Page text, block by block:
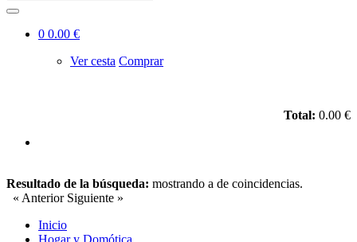
0 0.00 €
Ver cesta Comprar
Total: 0.00 €
Resultado de la búsqueda: mostrando a de coincidencias.
« Anterior Siguiente »
Inicio
Hogar y Domótica